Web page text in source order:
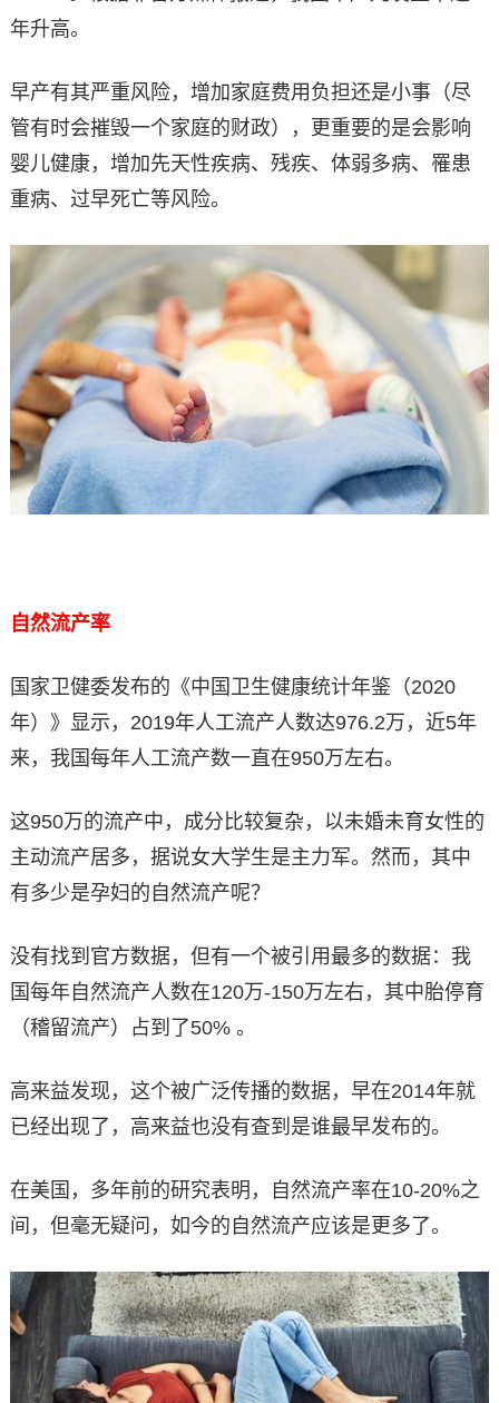
年升高。
早产有其严重风险，增加家庭费用负担还是小事（尽
管有时会摧毁一个家庭的财政），更重要的是会影响
婴儿健康，增加先天性疾病、残疾、体弱多病、罹患
重病、过早死亡等风险。
自然流产率
国家卫健委发布的《中国卫生健康统计年鉴（2020
年）》显示，2019年人工流产人数达976.2万，近5年
来，我国每年人工流产数一直在950万左右。
这950万的流产中，成分比较复杂，以未婚未育女性的
主动流产居多，据说女大学生是主力军。然而，其中
有多少是孕妇的自然流产呢？
没有找到官方数据，但有一个被引用最多的数据：我
国每年自然流产人数在120万-150万左右，其中胎停育
（稽留流产）占到了50% 。
高来益发现，这个被广泛传播的数据，早在2014年就
已经出现了，高来益也没有查到是谁最早发布的。
在美国，多年前的研究表明，自然流产率在10-20%之
间，但毫无疑问，如今的自然流产应该是更多了。